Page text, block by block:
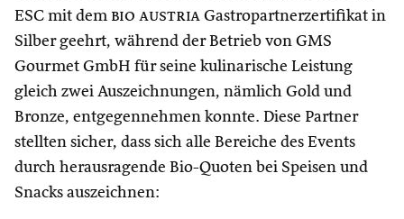
ESC mit dem bio austria Gastropartnerzertifikat in
Silber geehrt, während der Betrieb von GMS
Gourmet GmbH für seine kulinarische Leistung
gleich zwei Auszeichnungen, nämlich Gold und
Bronze, entgegennehmen konnte. Diese Partner
stellten sicher, dass sich alle Bereiche des Events
durch herausragende Bio-Quoten bei Speisen und
Snacks auszeichnen: